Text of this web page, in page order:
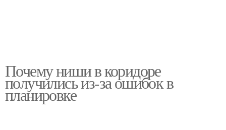
Почему ниши в коридоре
получились из-за ошибок в
планировке